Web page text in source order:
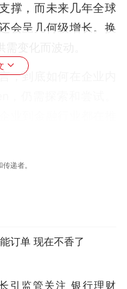
撑，而未来几年全球
会呈几何级增长。换
，到底如何在企业内
例（甚至等额）的
作中开展各种尝试，
业内部如何应用还需
段就不宜与考核挂
还有冷峻的现实：当
，虽然一部分优秀的
递者。
订单 现在不香了
引监管关注 银行理财